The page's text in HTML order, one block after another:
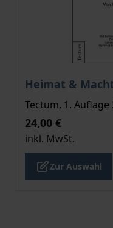
Heimat &
Der Preis dieses
Tectum, 1. Auflage
24,00 €
inkl. MwSt.
Zur Auswahl